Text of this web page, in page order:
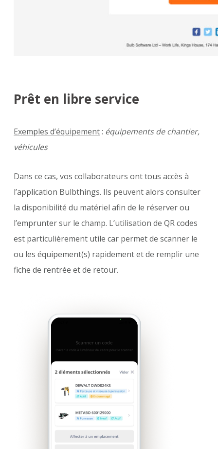
Prêt en libre service
Exemples d’équipement: équipements de chantier,
véhicules
Dans ce cas, vos collaborateurs ont tous accès à
l’application Bulbthings. Ils peuvent alors consulter
la disponibilité du matériel afin de le réserver ou
l’emprunter sur le champ. L’utilisation de QR codes
est particulièrement utile car permet de scanner le
ou les équipement(s) rapidement et de remplir une
fiche de rentrée et de retour.